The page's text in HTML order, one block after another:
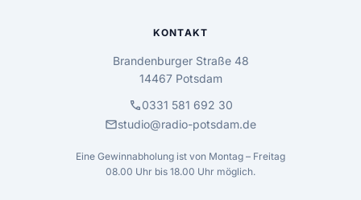
KONTAKT
Brandenburger Straße 48
14467 Potsdam
call0331 581 692 30
mailstudio@radio-potsdam.de
Eine Gewinnabholung ist von Montag – Freitag
08.00 Uhr bis 18.00 Uhr möglich.